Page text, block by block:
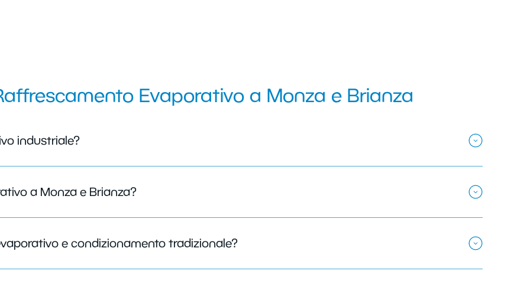
Evaporativo a Monza e Brianza
industriale?
a Monza e Brianza?
e condizionamento tradizionale?